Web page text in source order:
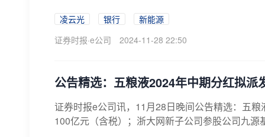
凌云光 银行
新能源
证券时报·e公司
2024-11-28 22:50
公告精选：五粮液2024年中期分红拟
证券时报e公司讯，11月28日晚间公告精选：五
100亿元（含税）；浙大网新子公司参股公司九